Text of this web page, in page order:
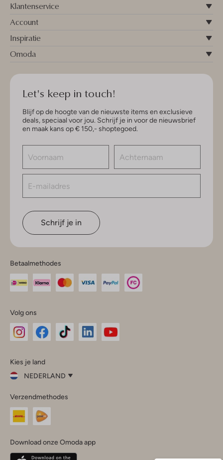
Klantenservice
Account
Inspiratie
Omoda
Let's keep in touch!
Blijf op de hoogte van de nieuwste items en exclusieve
deals, speciaal voor jou. Schrijf je in voor de nieuwsbrief
en maak kans op € 150,- shoptegoed.
Schrijf je in
Betaalmethodes
Volg ons
InstagramFacebook
Kies je land
NEDERLAND
je
land
Nederland
Belgique(Français)
Verzendmethodes
Download onze Omoda app